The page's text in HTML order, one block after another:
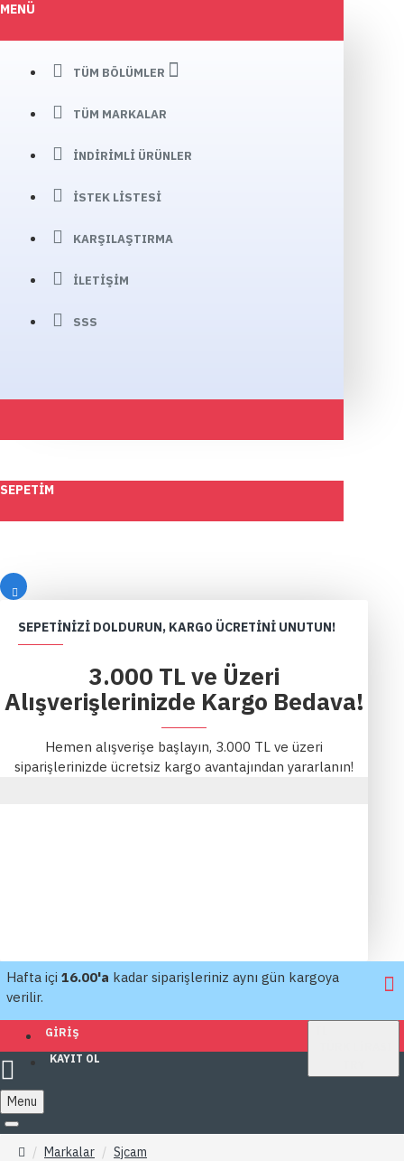
MENÜ
TÜM BÖLÜMLER
TÜM MARKALAR
İNDIRIMLI ÜRÜNLER
İSTEK LISTESI
KARŞILAŞTIRMA
İLETIŞIM
SSS
SEPETIM
SEPETINIZI DOLDURUN, KARGO ÜCRETINI UNUTUN!
3.000 TL ve Üzeri
Alışverişlerinizde Kargo Bedava!
Hemen alışverişe başlayın, 3.000 TL ve üzeri
siparişlerinizde ücretsiz kargo avantajından yararlanın!
Hafta içi 16.00'a kadar siparişleriniz aynı gün kargoya
verilir.
GIRIŞ
KAYIT OL
Menu
Markalar Sjcam